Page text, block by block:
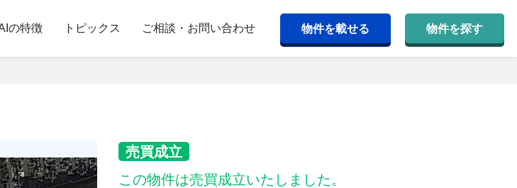
の特徴 トピックス ご相談・お問い合わせ 物件を載せる 物件を探す
売買成立
この物件は売買成立いたしました。